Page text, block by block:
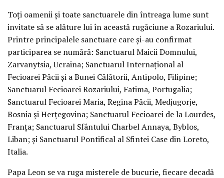
Toți oamenii și toate sanctuarele din întreaga lume sunt
invitate să se alăture lui în această rugăciune a Rozariului.
Printre principalele sanctuare care și-au confirmat
participarea se numără: Sanctuarul Maicii Domnului,
Zarvanytsia, Ucraina; Sanctuarul Internațional al
Fecioarei Păcii și a Bunei Călătorii, Antipolo, Filipine;
Sanctuarul Fecioarei Rozariului, Fatima, Portugalia;
Sanctuarul Fecioarei Maria, Regina Păcii, Medjugorje,
Bosnia și Herțegovina; Sanctuarul Fecioarei de la Lourdes,
Franța; Sanctuarul Sfântului Charbel Annaya, Byblos,
Liban; și Sanctuarul Pontifical al Sfintei Case din Loreto,
Italia.
Papa Leon se va ruga misterele de bucurie, fiecare decadă